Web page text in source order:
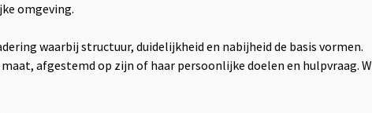
omgeving.
waarbij structuur, duidelijkheid en nabijheid de basis vormen.
afgestemd op zijn of haar persoonlijke doelen en hulpvraag.